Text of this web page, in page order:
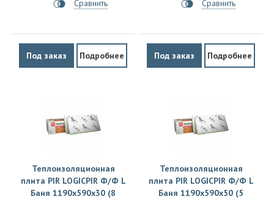
Сравнить
Под заказ Подробнее
Сравнить
Под заказ Подробнее
Теплоизоляционная
плита PIR LOGICPIR Ф/Ф L
Баня 1190х590х30 (8
Теплоизоляционная
плита PIR LOGICPIR Ф/Ф L
Баня 1190х590х50 (5